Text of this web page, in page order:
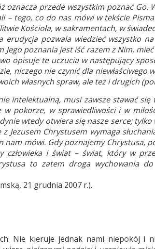
oznacza przede wszystkim poznać Go.
– tego, co do nas mówi w tekście
Kościoła, w sakramentach, w
pozwala wiedzieć wszystko
poznania jest iść razem z Nim,
opisuje te uczucia w następujący
niczego nie czynić dla niewłaściwego
własnych spraw, ale też i drugich
intelektualną, musi zawsze stawać
pokorze, w sprawiedliwości i w
wtedy otwiera się nasze serce;
Jezusem Chrystusem wymaga
mówi. Gdy poznajemy Chrystusa,
człowieka i świat – świat, który w
to zatem droga wychowania
21 grudnia 2007 r.).
Nie kieruje jednak nami niepokój i